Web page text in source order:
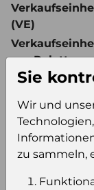
(VE)
pro Palette
Stückzahl pro
Palette
Sie
Wir und
zu sammeln,